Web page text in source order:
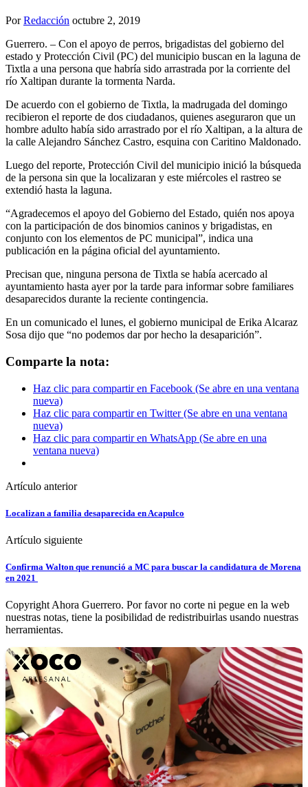
PorRedacción octubre 2, 2019
Guerrero. – Con el apoyo de perros, brigadistas del gobierno del
estado y Protección Civil (PC) del municipio buscan en la laguna de
Tixtla a una persona que habría sido arrastrada por la corriente del
río Xaltipan durante la tormenta Narda.
De acuerdo con el gobierno de Tixtla, la madrugada del domingo
recibieron el reporte de dos ciudadanos, quienes aseguraron que un
hombre adulto había sido arrastrado por el río Xaltipan, a la altura de
la calle Alejandro Sánchez Castro, esquina con Caritino Maldonado.
Luego del reporte, Protección Civil del municipio inició la búsqueda
de la persona sin que la localizaran y este miércoles el rastreo se
extendió hasta la laguna.
“Agradecemos el apoyo del Gobierno del Estado, quién nos apoya
con la participación de dos binomios caninos y brigadistas, en
conjunto con los elementos de PC municipal”, indica una
publicación en la página oficial del ayuntamiento.
Precisan que, ninguna persona de Tixtla se había acercado al
ayuntamiento hasta ayer por la tarde para informar sobre familiares
desaparecidos durante la reciente contingencia.
En un comunicado el lunes, el gobierno municipal de Erika Alcaraz
Sosa dijo que “no podemos dar por hecho la desaparición”.
Comparte la nota:
Haz clic para compartir en Facebook (Se abre en una ventana
nueva)
Haz clic para compartir en Twitter (Se abre en una ventana
nueva)
Haz clic para compartir en WhatsApp (Se abre en una
ventana nueva)
Artículo anterior
Localizan a familia desaparecida en Acapulco
Artículo siguiente
Confirma Walton que renunció a MC para buscar la candidatura de Morena
en 2021
Copyright Ahora Guerrero. Por favor no corte ni pegue en la web
nuestras notas, tiene la posibilidad de redistribuirlas usando nuestras
herramientas.